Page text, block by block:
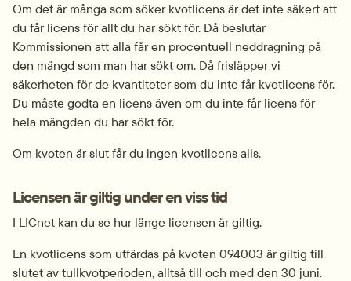
Om det är många som söker kvotlicens är det inte säkert att
du får licens för allt du har sökt för. Då beslutar
Kommissionen att alla får en procentuell neddragning på
den mängd som man har sökt om. Då frisläpper vi
säkerheten för de kvantiteter som du inte får kvotlicens för.
Du måste godta en licens även om du inte får licens för
hela mängden du har sökt för.
Om kvoten är slut får du ingen kvotlicens alls.
Licensen är giltig under en viss tid
I LICnet kan du se hur länge licensen är giltig.
En kvotlicens som utfärdas på kvoten 094003 är giltig till
slutet av tullkvotperioden, alltså till och med den 30 juni.